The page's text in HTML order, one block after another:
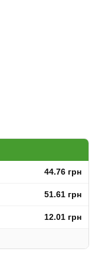
44.76 грн
51.61 грн
12.01 грн